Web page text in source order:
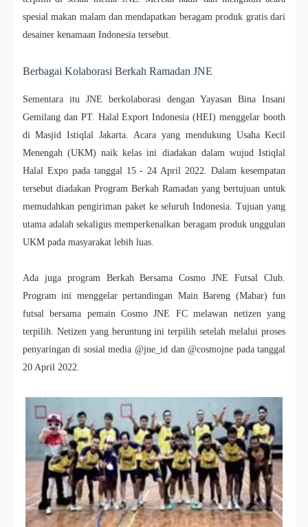
spesial makan malam dan mendapatkan beragam produk gratis dari
desainer kenamaan Indonesia tersebut.
Berbagai Kolaborasi Berkah Ramadan JNE
Sementara itu JNE berkolaborasi dengan Yayasan Bina Insani
Gemilang dan PT. Halal Export Indonesia (HEI) menggelar booth
di Masjid Istiqlal Jakarta. Acara yang mendukung Usaha Kecil
Menengah (UKM) naik kelas ini diadakan dalam wujud Istiqlal
Halal Expo pada tanggal 15 - 24 April 2022. Dalam kesempatan
tersebut diadakan Program Berkah Ramadan yang bertujuan untuk
memudahkan pengiriman paket ke seluruh Indonesia. Tujuan yang
utama adalah sekaligus memperkenalkan beragam produk unggulan
UKM pada masyarakat lebih luas.
Ada juga program Berkah Bersama Cosmo JNE Futsal Club.
Program ini menggelar pertandingan Main Bareng (Mabar) fun
futsal bersama pemain Cosmo JNE FC melawan netizen yang
terpilih. Netizen yang beruntung ini terpilih setelah melalui proses
penyaringan di sosial media @jne_id dan @cosmojne pada tanggal
20 April 2022.